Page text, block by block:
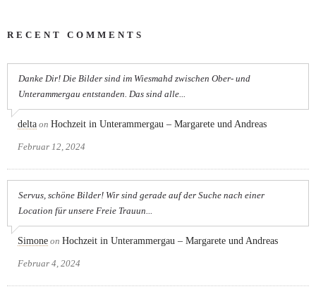
RECENT COMMENTS
Danke Dir! Die Bilder sind im Wiesmahd zwischen Ober- und
Unterammergau entstanden. Das sind alle...
delta on Hochzeit in Unterammergau – Margarete und Andreas
Februar 12, 2024
Servus, schöne Bilder! Wir sind gerade auf der Suche nach einer
Location für unsere Freie Trauun...
Simone on Hochzeit in Unterammergau – Margarete und Andreas
Februar 4, 2024